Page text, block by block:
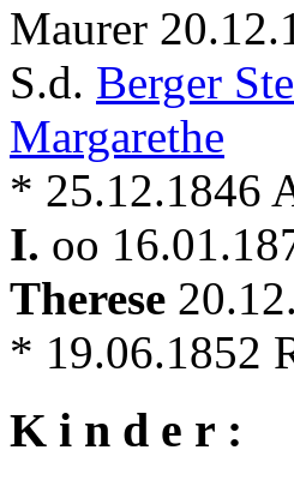
Maurer
S.d. Berger
Margarethe
* 25.12.1846
I. oo
Therese
* 19.06.1852
K i n d e r :